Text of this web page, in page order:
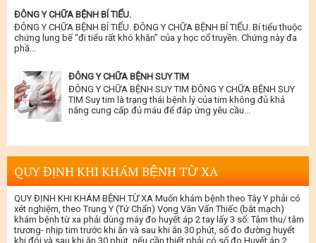
ĐÔNG Y CHỮA BỆNH BÍ TIỂU.
ĐÔNG Y CHỮA BỆNH BÍ TIỂU. ĐÔNG Y CHỮA BỆNH BÍ TIỂU. Bí tiểu thuộc
chứng lung bế “đi tiểu rất khó khăn” của y học cổ truyền. Chứng này đa
phầ...
ĐÔNG Y CHỮA BỆNH SUY TIM
ĐÔNG Y CHỮA BỆNH SUY TIM ĐÔNG Y CHỮA BỆNH SUY
TIM Suy tim là trạng thái bệnh lý của tim không đủ khả
năng cung cấp đủ máu để đáp ứng yêu cầu...
QUY ĐỊNH KHI KHÁM BỆNH TỪ XA
QUY ĐỊNH KHI KHÁM BỆNH TỪ XA Muốn khám bệnh theo Tây Y phải có
xét nghiệm, theo Trung Y (Tứ Chẩn) Vọng Văn Vấn Thiếc (bắt mạch)
khám bệnh từ xa phải dùng máy đo huyết áp 2 tay lấy 3 số: Tâm thu/ tâm
trương- nhịp tim trước khi ăn và sau khi ăn 30 phút, số đo đường huyết
khi đói và sau khi ăn 30 phút, nếu cần thiết phải có số đo Huyết áp 2